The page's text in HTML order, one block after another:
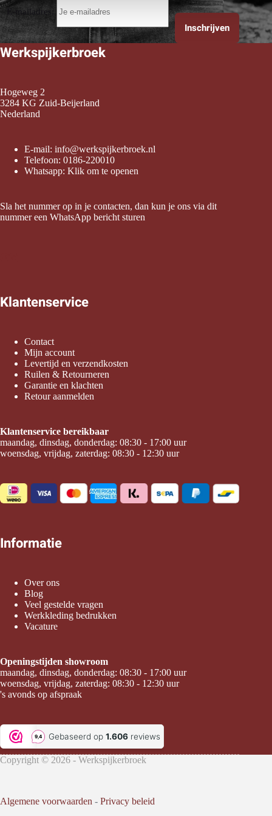
e E-mailadres:
Werkspijkerbroek
Hogeweg 2
3284 KG Zuid-Beijerland
Nederland
E-mail: info@werkspijkerbroek.nl
Telefoon: 0186-220010
Whatsapp: Klik om te openen
Sla het nummer op in je contacten, dan kun je ons via dit
nummer een WhatsApp bericht sturen
Klantenservice
Contact
Mijn account
Levertijd en verzendkosten
Ruilen & Retourneren
Garantie en klachten
Retour aanmelden
Klantenservice bereikbaar
maandag, dinsdag, donderdag: 08:30 - 17:00 uur
woensdag, vrijdag, zaterdag: 08:30 - 12:30 uur
Informatie
Over ons
Blog
Veel gestelde vragen
Werkkleding bedrukken
Vacature
Openingstijden showroom
maandag, dinsdag, donderdag: 08:30 - 17:00 uur
woensdag, vrijdag, zaterdag: 08:30 - 12:30 uur
's avonds op afspraak
Copyright © 2026 - Werkspijkerbroek
Algemene voorwaarden - Privacy beleid